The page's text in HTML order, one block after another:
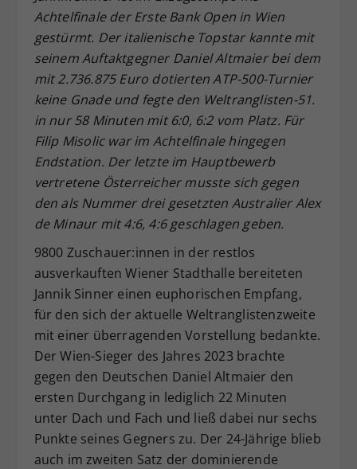
Achtelfinale der Erste Bank Open in Wien
gestürmt. Der italienische Topstar kannte mit
seinem Auftaktgegner Daniel Altmaier bei dem
mit 2.736.875 Euro dotierten ATP-500-Turnier
keine Gnade und fegte den Weltranglisten-51.
in nur 58 Minuten mit 6:0, 6:2 vom Platz. Für
Filip Misolic war im Achtelfinale hingegen
Endstation. Der letzte im Hauptbewerb
vertretene Österreicher musste sich gegen
den als Nummer drei gesetzten Australier Alex
de Minaur mit 4:6, 4:6 geschlagen geben.
9800 Zuschauer:innen in der restlos
ausverkauften Wiener Stadthalle bereiteten
Jannik Sinner einen euphorischen Empfang,
für den sich der aktuelle Weltranglistenzweite
mit einer überragenden Vorstellung bedankte.
Der Wien-Sieger des Jahres 2023 brachte
gegen den Deutschen Daniel Altmaier den
ersten Durchgang in lediglich 22 Minuten
unter Dach und Fach und ließ dabei nur sechs
Punkte seines Gegners zu. Der 24-Jährige blieb
auch im zweiten Satz der dominierende
Zweck
Dieser Wert speichert Ihre Consent-
Einstellungen. Unter anderem eine
zufällig generierte ID, für die
historische Speicherung Ihrer
Webseiten-Betreiber dies eingestellt
hat.